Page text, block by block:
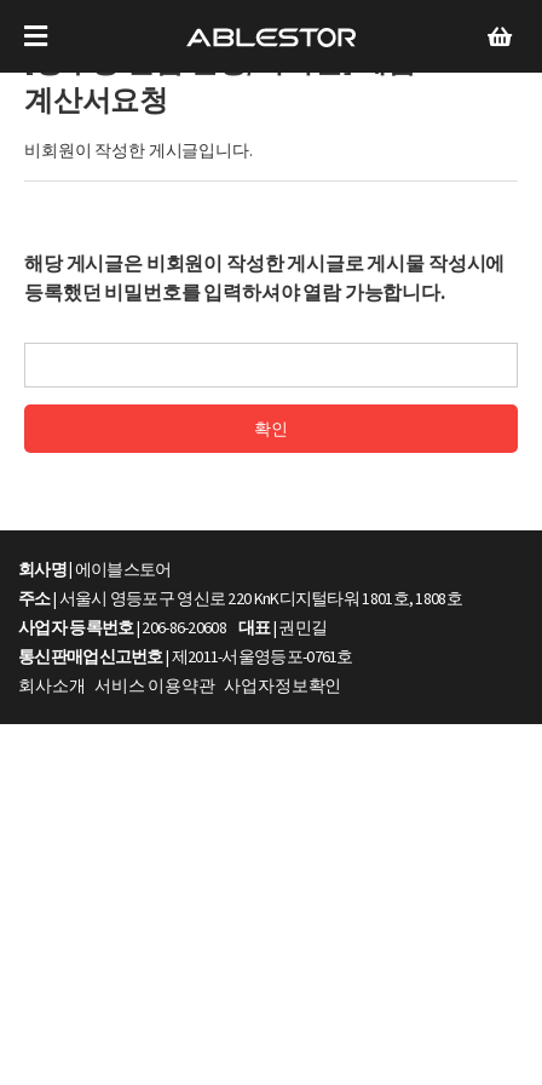
계산서요청
비회원이 작성한 게시글입니다.
해당 게시글은 비회원이 작성한 게시글로 게시물 작성시에
등록했던 비밀번호를 입력하셔야 열람 가능합니다.
회사명 |에이블스토어
주소| 서울시 영등포구 영신로 220 KnK디지털타워 1801호, 1808호
사업자 등록번호| 206-86-20608 대표| 권민길
통신판매업신고번호| 제2011-서울영등포-0761호
회사소개 서비스 이용약관 사업자정보확인